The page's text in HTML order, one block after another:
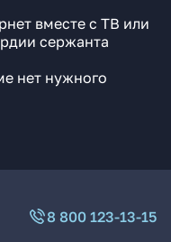
вместе с ТВ или
сержанта
нет нужного
8 800 123-13-15